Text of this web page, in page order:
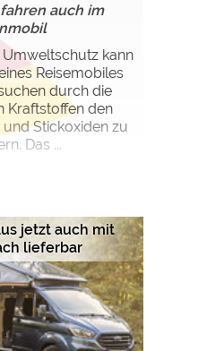
auch im
kann
Reisemobiles
durch die
Kraftstoffen den
Stickoxiden zu
Das ...
jetzt auch mit
lieferbar